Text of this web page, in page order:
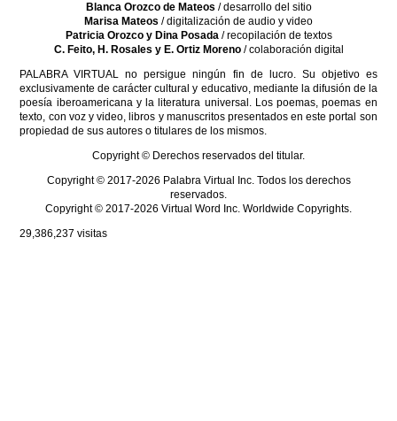
Blanca Orozco de Mateos / desarrollo del sitio
Marisa Mateos / digitalización de audio y video
Patricia Orozco y Dina Posada/ recopilación de textos
C. Feito, H. Rosales y E. Ortiz Moreno/ colaboración digital
PALABRA VIRTUAL no persigue ningún fin de lucro. Su objetivo es
exclusivamente de carácter cultural y educativo, mediante la difusión de la
poesía iberoamericana y la literatura universal. Los poemas, poemas en
texto, con voz y video, libros y manuscritos presentados en este portal son
propiedad de sus autores o titulares de los mismos.
Copyright © Derechos reservados del titular.
Copyright © 2017-2026 Palabra Virtual Inc. Todos los derechos
reservados.
Copyright © 2017-2026 Virtual Word Inc. Worldwide Copyrights.
29,386,237 visitas